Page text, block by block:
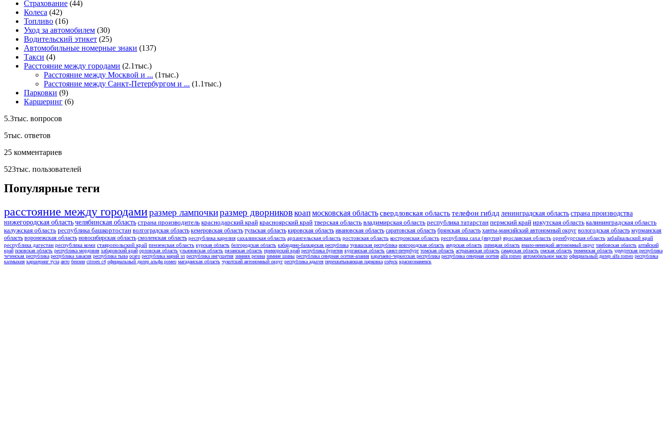
Страхование (44)
Колеса (42)
Топливо (16)
Уход за автомобилем (30)
Водительский этикет (25)
Автомобильные номерные знаки (137)
Такси (4)
Расстояние между городами (2.1тыс.)
Расстояние между Москвой и ... (1тыс.)
Расстояние между Санкт-Петербургом и ... (1.1тыс.)
Парковки (9)
Каршеринг (6)
5.3тыс. вопросов
5тыс. ответов
25 комментариев
523тыс. пользователей
Популярные теги
расстояние между городамиразмер лампочкиразмер дворниковкоапмосковская областьсвердловская областьтелефон гибдд ленинградская область страна производства
нижегородская область челябинская область страна производитель краснодарский край красноярский край тверская область владимирская область республика татарстан пермский край иркутская область калининградская область
калужская область республика башкортостан волгоградская область кемеровская область тульская область кировская область ивановская область саратовская область брянская область ханты-мансийский автономный округ вологодская область мурманская
область воронежская область новосибирская область смоленская область республика карелия сахалинская область архангельская область ростовская область костромская область республика саха (якутия) ярославская область оренбургская область забайкальский край
республика дагестан республика коми ставропольский край пензенская область курская область белгородская область кабардино-балкарская республика чувашская республика новгородская область амурская область липецкая область ямало-ненецкий автономный округ тамбовская обалсть алтайский
край псковская область республика мордовия хабаровский край орловская область ульяновская область рязанская область приморский край республика бурятия курганская область санкт-петербург томская область астраханская область самарская область омская область тюменская область удмуртская республика
чеченская республика республика хакасия республика тыва осаго республика марий эл республика ингушетия зимняя резина зимние шины республика северная осетия-алания карачаево-черкесская республика республика северная осетия alfa romeo автомобильное масло официальный дилер alfa romeo республика
калмыкия каршеринг тула авто бензин citroen c4 официальный дилер альфа ромео магаданская область чукотский автономный округ республика адыгея перехватывающая парковка озёрск краснознаменск